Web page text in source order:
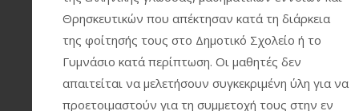
Θρησκευτικών που απέκτησαν κατά τη διάρκεια
της φοίτησής τους στο Δημοτικό Σχολείο ή το
Γυμνάσιο κατά περίπτωση. Οι μαθητές δεν
απαιτείται να μελετήσουν συγκεκριμένη ύλη για να
προετοιμαστούν για τη συμμετοχή τους στην εν